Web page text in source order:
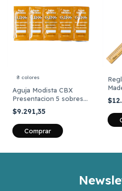
8 colores
Aguja Modista CBX
Presentacion 5 sobres
de 25 unidades C/U
$9.291,35
Comprar